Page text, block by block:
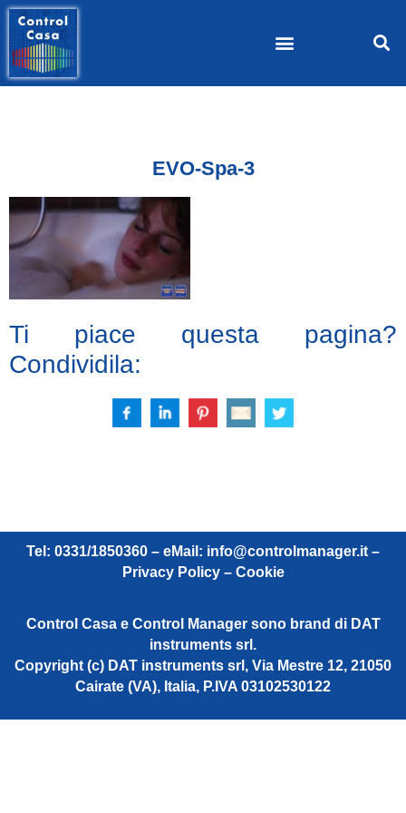
EVO-Spa-3
Ti piace questa pagina?
Condividila:
Tel: 0331/1850360 – eMail: info@controlmanager.it –
Privacy Policy – Cookie
Control Casa e Control Manager sono brand di DAT
instruments srl.
Copyright (c) DAT instruments srl, Via Mestre 12, 21050
Cairate (VA), Italia, P.IVA 03102530122